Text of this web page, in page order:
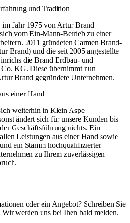
und Tradition
Jahr 1975 von Artur Brand
vom Ein-Mann-Betrieb zu einer
2011 gründeten Carmen Brand-
Brand) und die seit 2005 angestellte
die Brand Erdbau- und
KG. Diese übernimmt nun
Brand gegründete Unternehmen.
einer Hand
weiterhin in Klein Aspe
ändert sich für unsere Kunden bis
Geschäftsführung nichts. Ein
Leistungen aus einer Hand sowie
ein Stamm hochqualifizierter
zu Ihrem zuverlässigen
oder ein Angebot? Schreiben Sie
werden uns bei Ihen bald melden.